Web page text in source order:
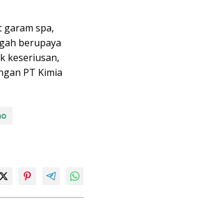
spa,
berupaya
keseriusan,
PT Kimia